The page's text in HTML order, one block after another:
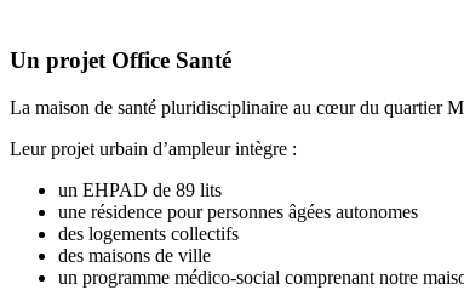
Un projet Office Santé
La maison de santé pluridisciplinaire au cœur du quartier
Leur projet urbain d’ampleur intègre :
un EHPAD de 89 lits
une résidence pour personnes âgées autonomes
des logements collectifs
des maisons de ville
un programme médico-social comprenant notre